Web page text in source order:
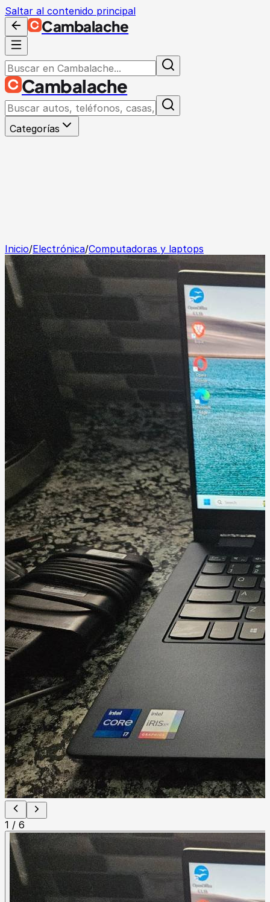
Saltar al contenido principal
Cambalache
Cambalache
Categorías
Inicio/Electrónica/Computadoras y laptops
1 / 6